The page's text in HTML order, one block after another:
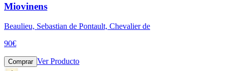
Miovinens
Beaulieu, Sebastian de Pontault, Chevalier de
90€
Comprar Ver Producto